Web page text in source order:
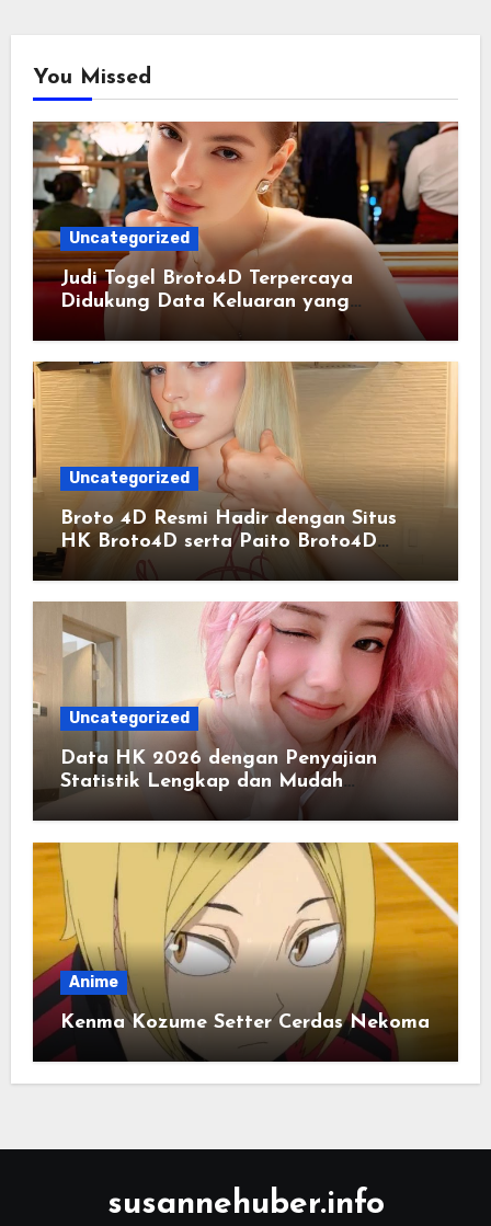
You Missed
Uncategorized
Judi Togel Broto4D Terpercaya
Didukung Data Keluaran yang
Uncategorized
Broto 4D Resmi Hadir dengan Situs
HK Broto4D serta Paito Broto4D
Terlengkap
Uncategorized
Data HK 2026 dengan Penyajian
Statistik Lengkap dan Mudah
Anime
Kenma Kozume Setter Cerdas Nekoma
susannehuber.info